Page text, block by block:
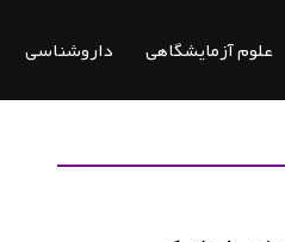
علوم آزمایشگاهی داروشناسی